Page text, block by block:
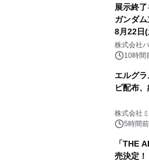
展示終
ガンダ
8月22日
像『
株式会社
10時間
エルグ
ピ配布
株式会社
5時間前
「THE
売決定！